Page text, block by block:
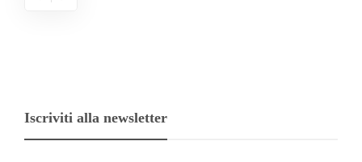
Iscriviti alla newsletter